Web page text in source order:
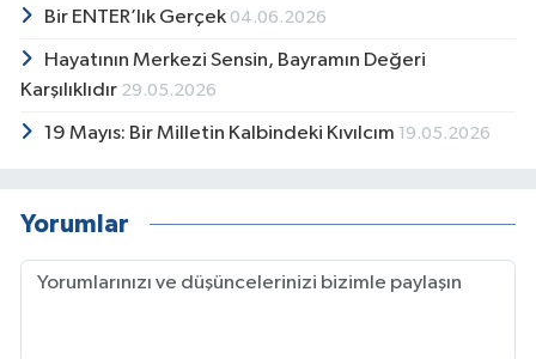
Bir ENTER’lık Gerçek 04.06.2026
Hayatının Merkezi Sensin, Bayramın Değeri
Karşılıklıdır 29.05.2026
19 Mayıs: Bir Milletin Kalbindeki Kıvılcım 19.05.2026
Yorumlar